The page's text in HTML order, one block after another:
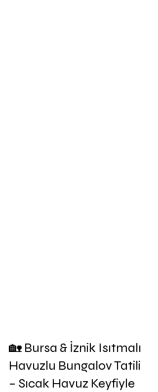
🏡 Bursa & İznik Isıtmalı
Havuzlu Bungalov Tatili
– Sıcak Havuz Keyfiyle